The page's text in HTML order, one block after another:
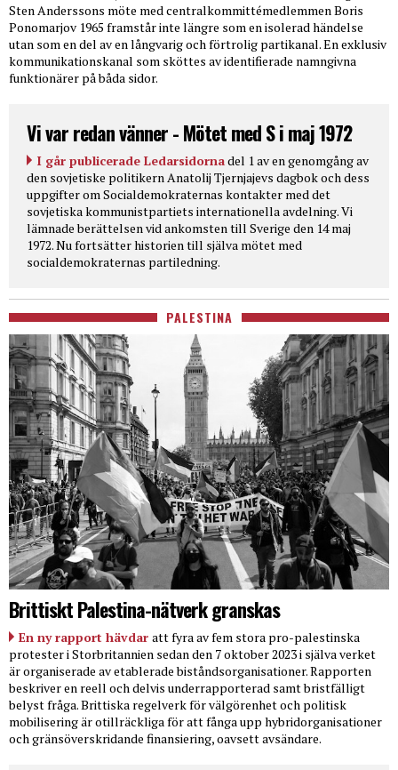
Sten Anderssons möte med centralkommittémedlemmen Boris
Ponomarjov 1965 framstår inte längre som en isolerad händelse
utan som en del av en långvarig och förtrolig partikanal. En exklusiv
kommunikationskanal som sköttes av identifierade namngivna
funktionärer på båda sidor.
Vi var redan vänner - Mötet med S i maj 1972
I går publicerade Ledarsidornadel 1 av en genomgång av
den sovjetiske politikern Anatolij Tjernjajevs dagbok och dess
uppgifter om Socialdemokraternas kontakter med det
sovjetiska kommunistpartiets internationella avdelning. Vi
lämnade berättelsen vid ankomsten till Sverige den 14 maj
1972. Nu fortsätter historien till själva mötet med
socialdemokraternas partiledning.
PALESTINA
Brittiskt Palestina-nätverk granskas
En ny rapport hävdar att fyra av fem stora pro-palestinska
protester i Storbritannien sedan den 7 oktober 2023 i själva verket
är organiserade av etablerade biståndsorganisationer. Rapporten
beskriver en reell och delvis underrapporterad samt bristfälligt
belyst fråga. Brittiska regelverk för välgörenhet och politisk
mobilisering är otillräckliga för att fånga upp hybridorganisationer
och gränsöverskridande finansiering, oavsett avsändare.